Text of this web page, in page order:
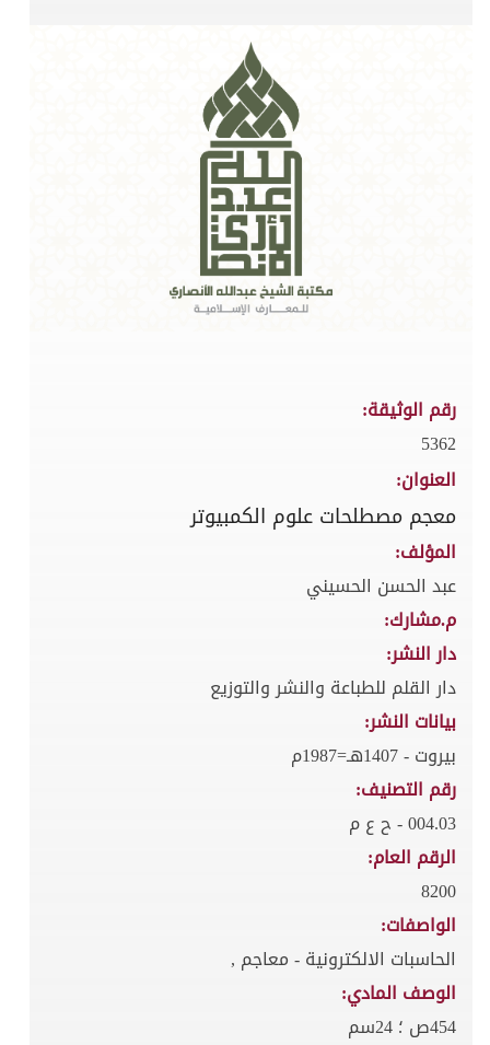
رقم الوثيقة:
5362
العنوان:
معجم مصطلحات علوم الكمبيوتر
المؤلف:
عبد الحسن الحسيني
م.مشارك:
دار النشر:
دار القلم للطباعة والنشر والتوزيع
بيانات النشر:
بيروت - 1407هـ=1987م
رقم التصنيف:
004.03 - ح ع م
الرقم العام:
8200
الواصفات:
الحاسبات الالكترونية - معاجم ,
الوصف المادي:
454ص ؛ 24سم